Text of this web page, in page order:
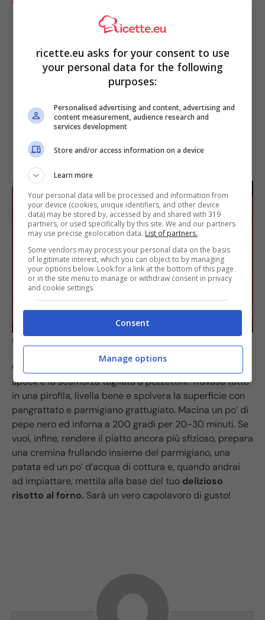
Riso al forno con speck e scamorza
Quando il riso sarà ancora al dente, scolalo ed unisci lo
speck e la scamorza tagliata a pezzettini. Travasa tutto
in una pirofila, livella bene e spolvera la superficie con
pangrattato e parmigiano grattugiato. Macina un po’ di
pepe nero ed inforna a 200 gradi per 20-30 minuti. Se
vuoi, infine, rendere il piatto ancora più sfizioso, prepara
una cremina frullando insieme del parmigiano, una
patata ed un po’ d’acqua di cottura e, quando andrai
ad impiattare, mettila alla base del tuo delizioso
risotto al forno. Sarà un vero capolavoro di gusto!
ricette.eu asks for your consent to use
your personal data for the following
purposes:
Personalised advertising and content, advertising and
content measurement, audience research and
services development
Store and/or access information on a device
Learn more
Your personal data will be processed and information from
your device (cookies, unique identifiers, and other device
data) may be stored by, accessed by and shared with 319
partners, or used specifically by this site. We and our partners
may use precise geolocation data. List of partners.
Some vendors may process your personal data on the basis
of legitimate interest, which you can object to by managing
your options below. Look for a link at the bottom of this page
or in the site menu to manage or withdraw consent in privacy
and cookie settings.
Consent
Manage options